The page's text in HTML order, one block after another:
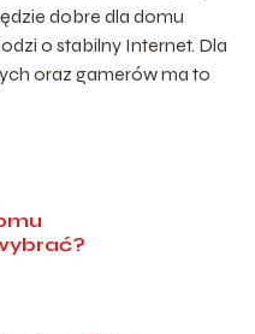
dobre dla domu
o stabilny Internet. Dla
oraz gamerów ma to